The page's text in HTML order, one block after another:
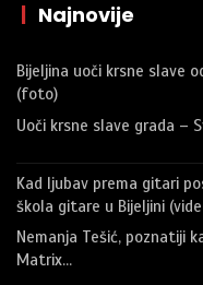
| Najnovije
Bijeljina uoči krsne slave
(foto)
Uoči krsne slave grada –
Kad ljubav prema gitari
škola gitare u Bijeljini
Nemanja Tešić, poznatiji
Matrix…